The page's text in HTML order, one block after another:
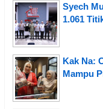
Syech
1.061
Kak Na:
Mampu